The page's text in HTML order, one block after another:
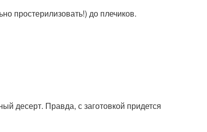
простерилизовать!) до плечиков.
десерт. Правда, с заготовкой придется